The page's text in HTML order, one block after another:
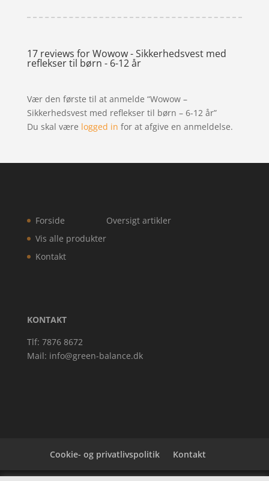
17 reviews forWowow - Sikkerhedsvest med
reflekser til børn - 6-12 år
Vær den første til at anmelde “Wowow –
Sikkerhedsvest med reflekser til børn – 6-12 år”
Du skal være logged in for at afgive en anmeldelse.
Forside
Vis alle produkter
Kontakt
Oversigt artikler
KONTAKT
Tlf: 7876 8672
Mail: info@green-balance.dk
Cookie- og privatlivspolitik Kontakt